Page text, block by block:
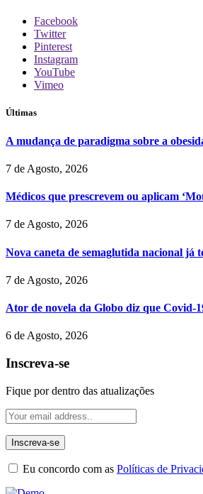
Facebook
Twitter
Pinterest
Instagram
YouTube
Vimeo
Últimas
A mudança de paradigma sobre a
7 de Agosto, 2026
Médicos que prescrevem ou aplicam
7 de Agosto, 2026
Nova caneta de semaglutida nacional já
7 de Agosto, 2026
Ator de novela da Globo diz que Covid-
6 de Agosto, 2026
Inscreva-se
Fique por dentro das atualizações
Eu concordo com as Políticas de